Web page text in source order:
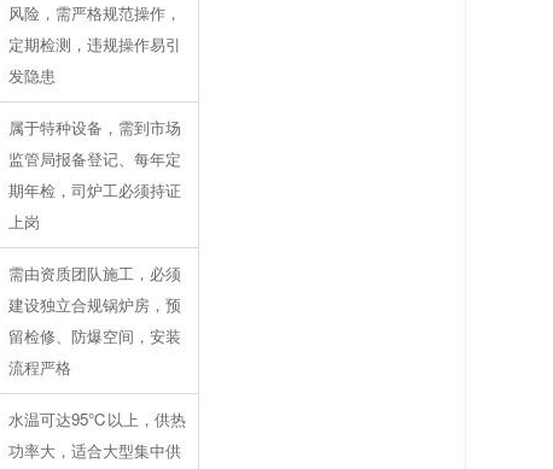
风险，需严格规范操作，
定期检测，违规操作易引
发隐患
属于特种设备，需到市场
监管局报备登记、每年定
期年检，司炉工必须持证
上岗
需由资质团队施工，必须
建设独立合规锅炉房，预
留检修、防爆空间，安装
流程严格
水温可达95℃以上，供热
功率大，适合大型集中供